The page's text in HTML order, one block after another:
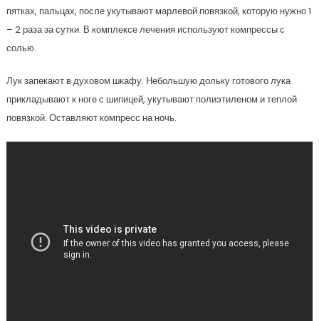
пятках, пальцах, после укутывают марлевой повязкой, которую нужно 1
– 2 раза за сутки. В комплексе лечения используют компрессы с
солью.
Лук запекают в духовом шкафу. Небольшую дольку готового лука
прикладывают к ноге с шипицей, укутывают полиэтиленом и теплой
повязкой. Оставляют компресс на ночь.